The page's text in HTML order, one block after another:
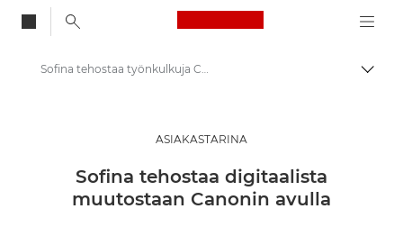
Canon Logo, back
Ajankohtaista
Yritysten asiakastarinat
Sofina tehostaa työnkulkuja Canonin ratkaisujen avulla
ASIAKASTARINA
Sofina tehostaa digitaalista
muutostaan Canonin avulla